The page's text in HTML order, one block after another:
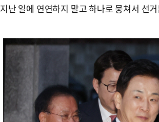
지난 일에 연연하지 말고 하나로 뭉쳐서 선